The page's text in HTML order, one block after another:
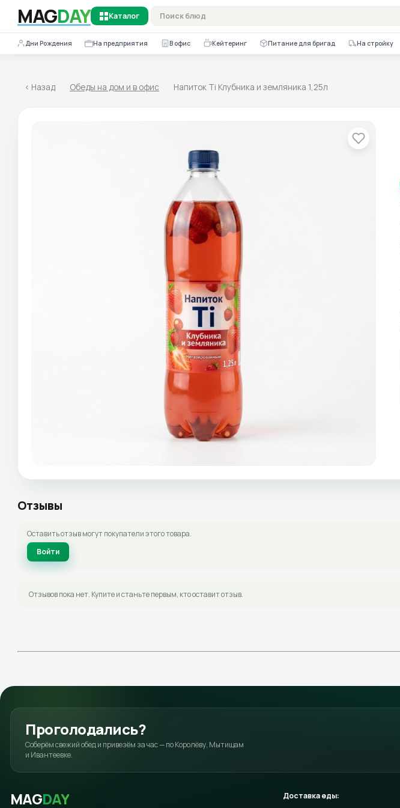
MAGDAY Каталог
Дни Рождения На предприятия В офис Кейтеринг Питание для бригад На стройку
< Назад Обеды на дом и в офис Напиток Ti Клубника и земляника 1,25л
Отзывы
Оставить отзыв могут покупатели этого товара.
Войти
Отзывов пока нет. Купите и станьте первым, кто оставит отзыв.
Проголодались?
Соберём свежий обед и привезём за час — по Королёву, Мытищам
и Ивантеевке.
MAGDAY Доставка еды: